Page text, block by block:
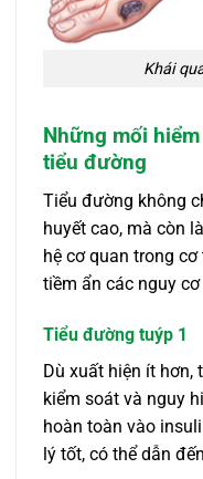
Khái
Những mối
tiểu đường
Tiểu đường không
huyết cao, mà còn
hệ cơ quan trong
tiềm ẩn các nguy cơ
Tiểu đường tuýp 1
Dù xuất hiện ít
kiểm soát và nguy
hoàn toàn vào
lý tốt, có thể dẫn